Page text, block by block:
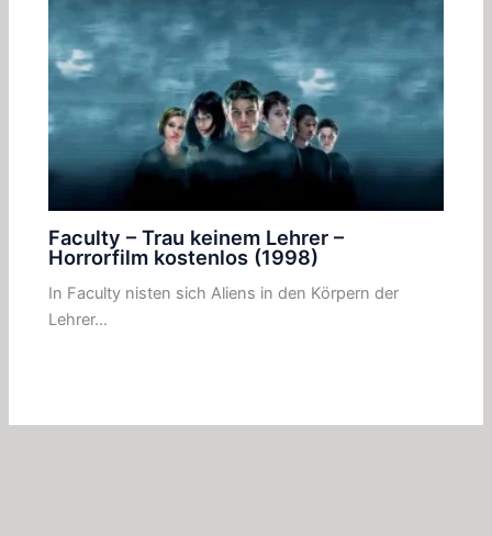
Faculty – Trau keinem Lehrer –
Horrorfilm kostenlos (1998)
In Faculty nisten sich Aliens in den Körpern der
Lehrer…